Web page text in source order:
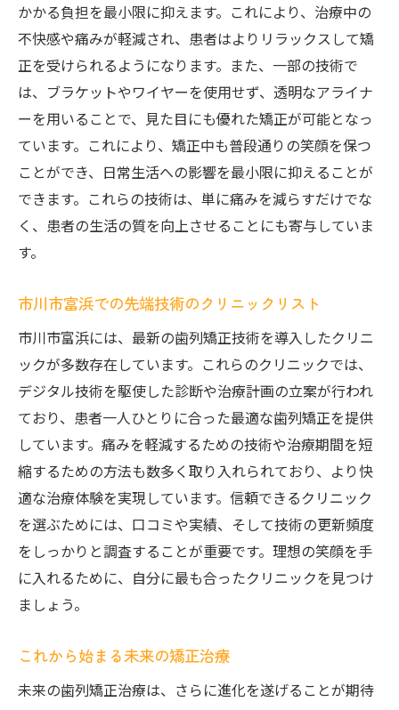
かかる負担を最小限に抑えます。これにより、治療中の
不快感や痛みが軽減され、患者はよりリラックスして矯
正を受けられるようになります。また、一部の技術で
は、ブラケットやワイヤーを使用せず、透明なアライナ
ーを用いることで、見た目にも優れた矯正が可能となっ
ています。これにより、矯正中も普段通りの笑顔を保つ
ことができ、日常生活への影響を最小限に抑えることが
できます。これらの技術は、単に痛みを減らすだけでな
く、患者の生活の質を向上させることにも寄与していま
す。
市川市富浜での先端技術のクリニックリスト
市川市富浜には、最新の歯列矯正技術を導入したクリニ
ックが多数存在しています。これらのクリニックでは、
デジタル技術を駆使した診断や治療計画の立案が行われ
ており、患者一人ひとりに合った最適な歯列矯正を提供
しています。痛みを軽減するための技術や治療期間を短
縮するための方法も数多く取り入れられており、より快
適な治療体験を実現しています。信頼できるクリニック
を選ぶためには、口コミや実績、そして技術の更新頻度
をしっかりと調査することが重要です。理想の笑顔を手
に入れるために、自分に最も合ったクリニックを見つけ
ましょう。
これから始まる未来の矯正治療
未来の歯列矯正治療は、さらに進化を遂げることが期待